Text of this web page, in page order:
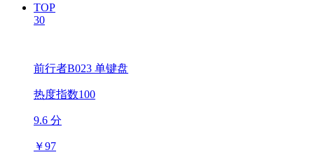
TOP
30
前行者B023 单键盘
热度指数100
9.6 分
￥97